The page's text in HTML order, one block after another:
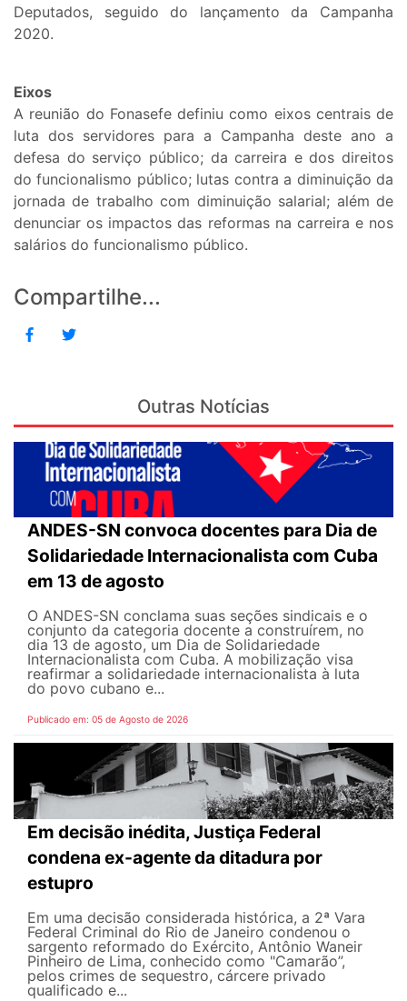
Deputados, seguido do lançamento da Campanha
2020.
Eixos
A reunião do Fonasefe definiu como eixos centrais de
luta dos servidores para a Campanha deste ano a
defesa do serviço público; da carreira e dos direitos
do funcionalismo público; lutas contra a diminuição da
jornada de trabalho com diminuição salarial; além de
denunciar os impactos das reformas na carreira e nos
salários do funcionalismo público.
Compartilhe...
Outras Notícias
ANDES-SN convoca docentes para Dia de
Solidariedade Internacionalista com Cuba
em 13 de agosto
O ANDES-SN conclama suas seções sindicais e o
conjunto da categoria docente a construírem, no
dia 13 de agosto, um Dia de Solidariedade
Internacionalista com Cuba. A mobilização visa
reafirmar a solidariedade internacionalista à luta
do povo cubano e...
Publicado em: 05 de Agosto de 2026
Em decisão inédita, Justiça Federal
condena ex-agente da ditadura por
estupro
Em uma decisão considerada histórica, a 2ª Vara
Federal Criminal do Rio de Janeiro condenou o
sargento reformado do Exército, Antônio Waneir
Pinheiro de Lima, conhecido como "Camarão”,
pelos crimes de sequestro, cárcere privado
qualificado e...